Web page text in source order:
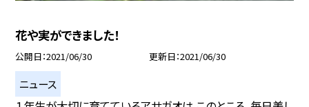
花や実ができました！
公開日 2021/06/30 更新日 2021/06/30
ニュース